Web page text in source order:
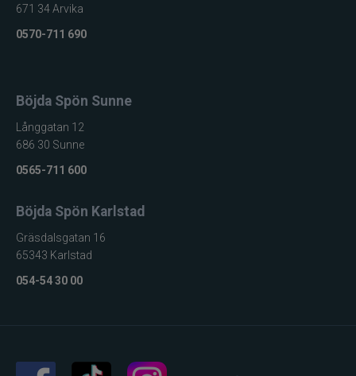
671 34 Arvika
0570-711 690
Böjda Spön Sunne
Långgatan 12
686 30 Sunne
0565-711 600
Böjda Spön Karlstad
Gräsdalsgatan 16
65343 Karlstad
054-54 30 00